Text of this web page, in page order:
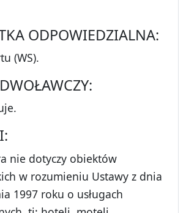
ODPOWIEDZIALNA:
(WS).
nie dotyczy obiektów
w rozumieniu Ustawy z dnia
1997 roku o usługach